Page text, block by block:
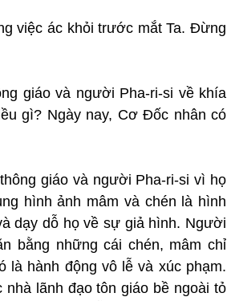
việc ác khỏi trước mắt Ta. Đừng
giáo và người Pha-ri-si về khía
gì? Ngày nay, Cơ Đốc nhân có
giáo và người Pha-ri-si vì họ
hình ảnh mâm và chén là hình
dạy dỗ họ về sự giả hình. Người
bằng những cái chén, mâm chỉ
là hành động vô lễ và xúc phạm.
lãnh đạo tôn giáo bề ngoài tỏ